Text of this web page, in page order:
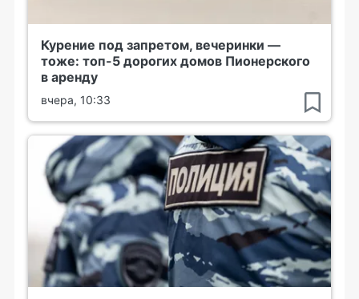
Курение под запретом, вечеринки —
тоже: топ-5 дорогих домов Пионерского
в аренду
вчера, 10:33